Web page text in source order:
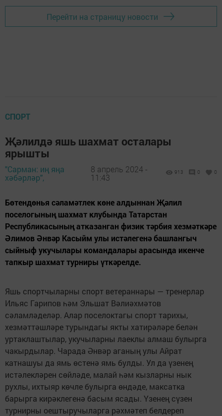
Перейти на страницу новости
СПОРТ
Җәлилдә яшь шахмат осталары
ярышты
"Сарман: иң яңа
хәбәрләр",
8 апрель 2024 -
11:43
913 0 0
Бөтендөнья сәламәтлек көне алдыннан Җәлил
поселогының шахмат клубында Татарстан
Республикасының атказанган физик тәрбия хезмәткәре
Әлимов Әнвәр Касыйм улы истәлегенә башлангыч
сыйныф укучылары командалары арасында икенче
тапкыр шахмат турниры үткәрелде.
Яшь спортчыларны спорт ветераннары — тренерлар
Ильяс Гарипов һәм Эльшат Вәлиәхмәтов
сәламләделәр. Алар поселоктагы спорт тарихы,
хезмәттәшләре турындагы якты хатирәләре белән
уртаклаштылар, укучыларны лаеклы алмаш булырга
чакырдылар. Чарада Әнвәр аганың улы Айрат
катнашуы да ямь өстенә ямь булды. Ул да үзенең
истәлекләрен сөйләде, малай һәм кызларны нык
рухлы, ихтыяр көчле булырга өндәде, максатка
барырга кирәклегенә басым ясады. Үзенең сүзен
турнирны оештыручыларга рәхмәтеп белдереп